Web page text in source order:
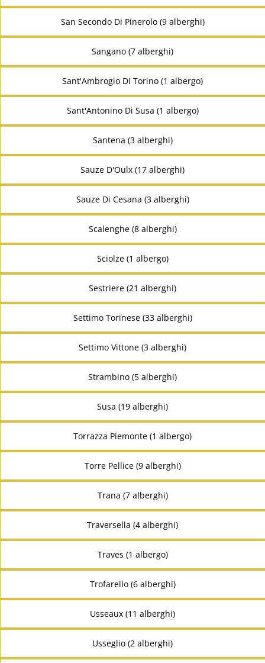
San Secondo Di Pinerolo (9 alberghi)
Sangano (7 alberghi)
Sant'Ambrogio Di Torino (1 albergo)
Sant'Antonino Di Susa (1 albergo)
Santena (3 alberghi)
Sauze D'Oulx (17 alberghi)
Sauze Di Cesana (3 alberghi)
Scalenghe (8 alberghi)
Sciolze (1 albergo)
Sestriere (21 alberghi)
Settimo Torinese (33 alberghi)
Settimo Vittone (3 alberghi)
Strambino (5 alberghi)
Susa (19 alberghi)
Torrazza Piemonte (1 albergo)
Torre Pellice (9 alberghi)
Trana (7 alberghi)
Traversella (4 alberghi)
Traves (1 albergo)
Trofarello (6 alberghi)
Usseaux (11 alberghi)
Usseglio (2 alberghi)